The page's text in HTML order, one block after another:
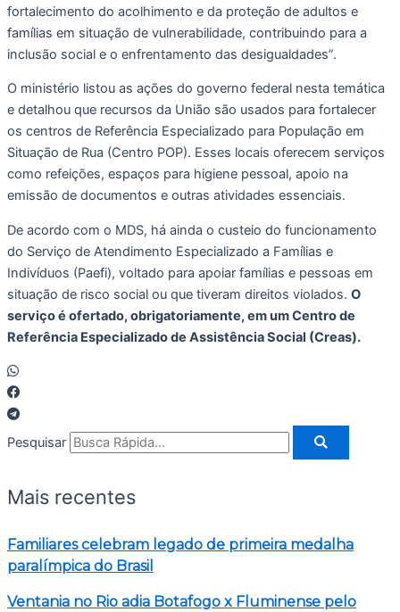
fortalecimento do acolhimento e da proteção de adultos e
famílias em situação de vulnerabilidade, contribuindo para a
inclusão social e o enfrentamento das desigualdades”.
O ministério listou as ações do governo federal nesta temática
e detalhou que recursos da União são usados para fortalecer
os centros de Referência Especializado para População em
Situação de Rua (Centro POP). Esses locais oferecem serviços
como refeições, espaços para higiene pessoal, apoio na
emissão de documentos e outras atividades essenciais.
De acordo com o MDS, há ainda o custeio do funcionamento
do Serviço de Atendimento Especializado a Famílias e
Indivíduos (Paefi), voltado para apoiar famílias e pessoas em
situação de risco social ou que tiveram direitos violados. O
serviço é ofertado, obrigatoriamente, em um Centro de
Referência Especializado de Assistência Social (Creas).
Pesquisar
Mais recentes
Familiares celebram legado de primeira medalha
paralímpica do Brasil
Ventania no Rio adia Botafogo x Fluminense pelo